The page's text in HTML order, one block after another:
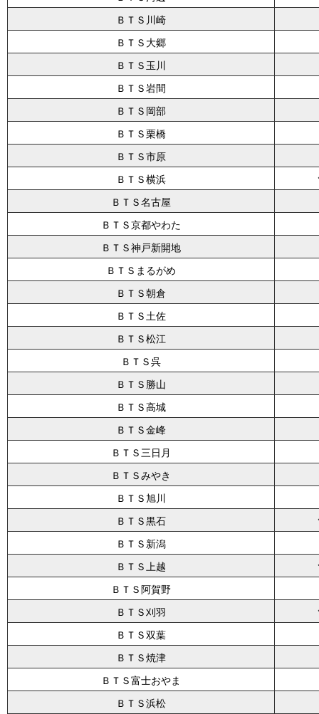
ＢＴＳ川崎
ＢＴＳ大郷
ＢＴＳ玉川
ＢＴＳ岩間
ＢＴＳ岡部
ＢＴＳ栗橋
ＢＴＳ市原
ＢＴＳ横浜
ＢＴＳ名古屋
ＢＴＳ京都やわた
ＢＴＳ神戸新開地
ＢＴＳまるがめ
ＢＴＳ朝倉
ＢＴＳ土佐
ＢＴＳ松江
ＢＴＳ呉
ＢＴＳ勝山
ＢＴＳ高城
ＢＴＳ金峰
ＢＴＳ三日月
ＢＴＳみやき
ＢＴＳ旭川
ＢＴＳ黒石
ＢＴＳ新潟
ＢＴＳ上越
ＢＴＳ阿賀野
ＢＴＳ刈羽
ＢＴＳ双葉
ＢＴＳ焼津
ＢＴＳ富士おやま
ＢＴＳ浜松